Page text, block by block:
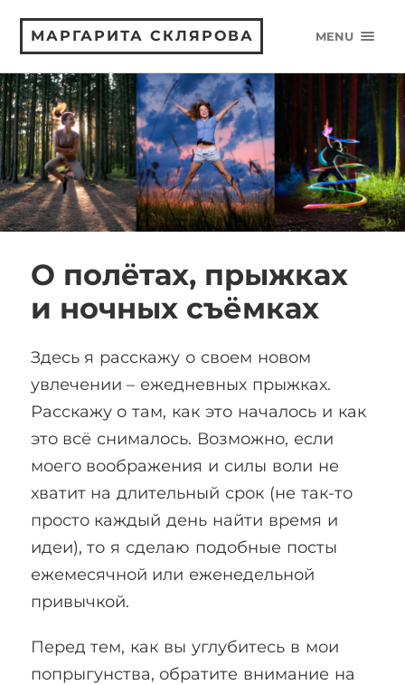
МАРГАРИТА СКЛЯРОВА MENU
О полётах, прыжках
и ночных съёмках
Здесь я расскажу о своем новом
увлечении – ежедневных прыжках.
Расскажу о там, как это началось и как
это всё снималось. Возможно, если
моего воображения и силы воли не
хватит на длительный срок (не так-то
просто каждый день найти время и
идеи), то я сделаю подобные посты
ежемесячной или еженедельной
привычкой.
Перед тем, как вы углубитесь в мои
попрыгунства, обратите внимание на